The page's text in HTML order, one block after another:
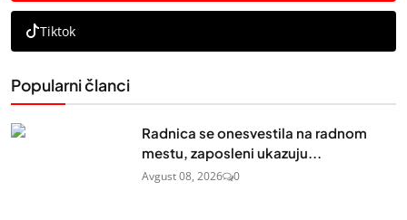
Tiktok
Popularni članci
Radnica se onesvestila na radnom
mestu, zaposleni ukazuju...
Avgust 08, 2026 0